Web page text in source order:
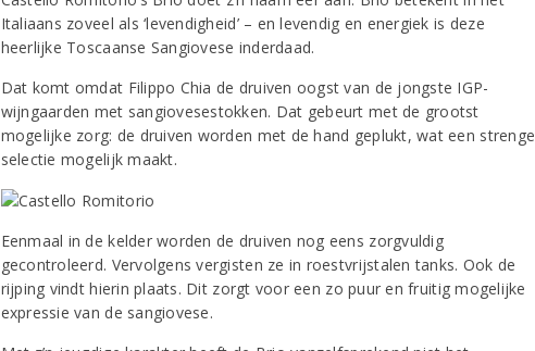
Italiaans zoveel als ‘levendigheid’ – en levendig en energiek is deze
heerlijke Toscaanse Sangiovese inderdaad.
Dat komt omdat Filippo Chia de druiven oogst van de jongste IGP-
wijngaarden met sangiovesestokken. Dat gebeurt met de grootst
mogelijke zorg: de druiven worden met de hand geplukt, wat een strenge
selectie mogelijk maakt.
Eenmaal in de kelder worden de druiven nog eens zorgvuldig
gecontroleerd. Vervolgens vergisten ze in roestvrijstalen tanks. Ook de
rijping vindt hierin plaats. Dit zorgt voor een zo puur en fruitig mogelijke
expressie van de sangiovese.